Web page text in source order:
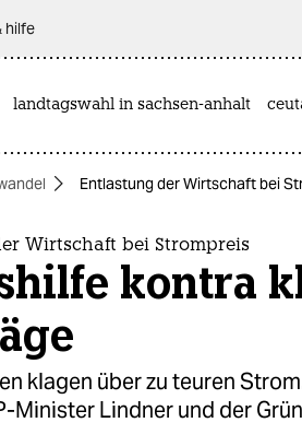
hilfe
landtagswahl in sachsen-anhalt
Entlastung der Wirtschaft bei
Wirtschaft bei Strompreis
kontra
klagen über zu teuren
Minister Lindner und der